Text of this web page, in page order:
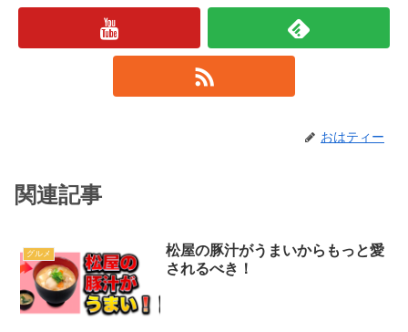
おはティー
関連記事
グルメ
松屋の豚汁がうまいからもっと愛
されるべき！